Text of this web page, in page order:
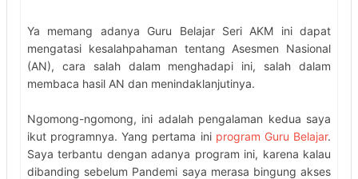
Ya memang adanya Guru Belajar Seri AKM ini dapat
mengatasi kesalahpahaman tentang Asesmen Nasional
(AN), cara salah dalam menghadapi ini, salah dalam
membaca hasil AN dan menindaklanjutinya.
Ngomong-ngomong, ini adalah pengalaman kedua saya
ikut programnya. Yang pertama ini program Guru Belajar.
Saya terbantu dengan adanya program ini, karena kalau
dibanding sebelum Pandemi saya merasa bingung akses